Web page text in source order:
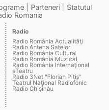
Parteneri
Statutul
Romania
Radio
Radio România Actualităţi
Radio Antena Satelor
Radio România Cultural
Radio România Muzical
Radio România Internaţional
eTeatru
Radio 3Net "Florian Pitiş"
Teatrul Naţional Radiofonic
Radio Chişinău